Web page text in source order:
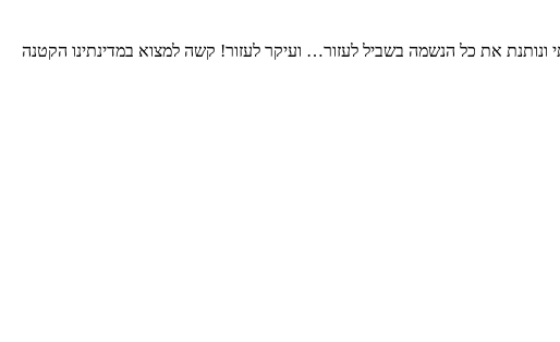
את כל הנשמה בשביל לעזור… ועיקר לעזור! קשה למצוא במדינתינו הקטנה